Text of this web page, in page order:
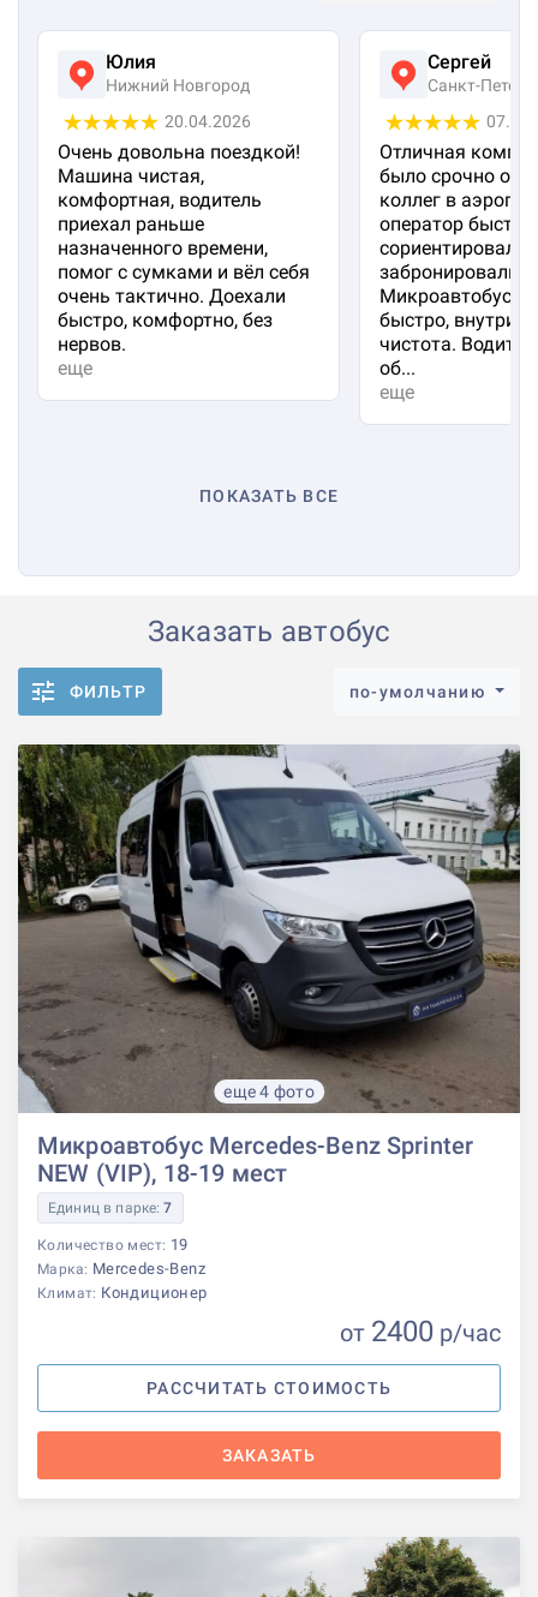
Юлия
Нижний Новгород
20.04.2026
Очень довольна поездкой!
Машина чистая,
комфортная, водитель
приехал раньше
назначенного времени,
помог с сумками и вёл себя
очень тактично. Доехали
быстро, комфортно, без
нервов.
еще
Сергей
Санкт-
Отличная
было срочно
коллег в
оператор быстро
сориентировал и
забронировали
Микроавтобус
быстро, внутри
чистота.
об...
еще
ПОКАЗАТЬ ВСЕ
Заказать автобус
ФИЛЬТР по-умолчанию
еще 4 фото
Микроавтобус Mercedes-Benz Sprinter
NEW (VIP), 18-19 мест
Единиц в парке:7
Количество мест: 19
Марка: Mercedes-Benz
Климат: Кондиционер
от 2400 р/час
РАССЧИТАТЬ СТОИМОСТЬ
ЗАКАЗАТЬ